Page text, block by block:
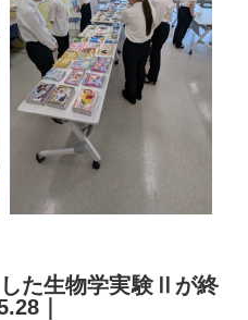
た生物学実験Ⅱが終
｜